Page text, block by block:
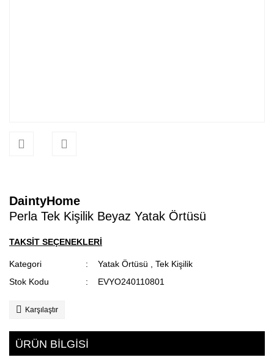
DaintyHome
Perla Tek Kişilik Beyaz Yatak Örtüsü
TAKSİT SEÇENEKLERİ
Kategori Yatak Örtüsü ,Tek Kişilik
Stok Kodu
EVYO240110801
Karşılaştır
ÜRÜN BİLGİSİ